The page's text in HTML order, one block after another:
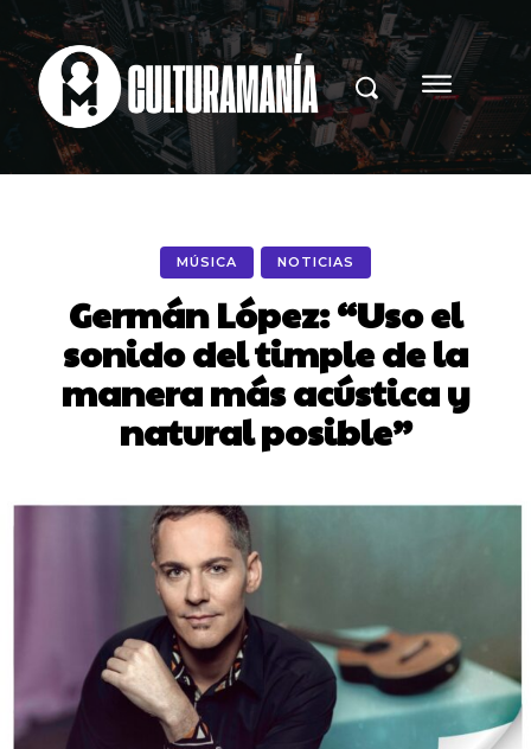
MÚSICA NOTICIAS
Germán López: “Uso el
sonido del timple de la
manera más acústica y
natural posible”